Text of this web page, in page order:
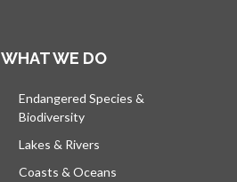
WHAT WE DO
Endangered Species &
Biodiversity
Lakes & Rivers
Coasts & Oceans